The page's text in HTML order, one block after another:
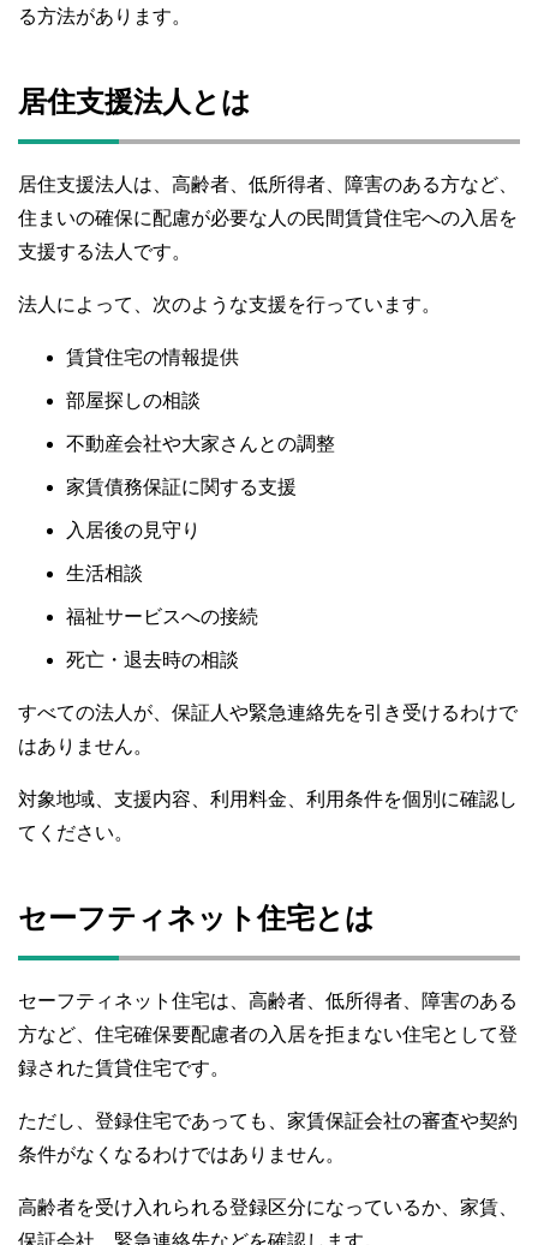
る方法があります。
居住支援法人とは
居住支援法人は、高齢者、低所得者、障害のある方など、
住まいの確保に配慮が必要な人の民間賃貸住宅への入居を
支援する法人です。
法人によって、次のような支援を行っています。
賃貸住宅の情報提供
部屋探しの相談
不動産会社や大家さんとの調整
家賃債務保証に関する支援
入居後の見守り
生活相談
福祉サービスへの接続
死亡・退去時の相談
すべての法人が、保証人や緊急連絡先を引き受けるわけで
はありません。
対象地域、支援内容、利用料金、利用条件を個別に確認し
てください。
セーフティネット住宅とは
セーフティネット住宅は、高齢者、低所得者、障害のある
方など、住宅確保要配慮者の入居を拒まない住宅として登
録された賃貸住宅です。
ただし、登録住宅であっても、家賃保証会社の審査や契約
条件がなくなるわけではありません。
高齢者を受け入れられる登録区分になっているか、家賃、